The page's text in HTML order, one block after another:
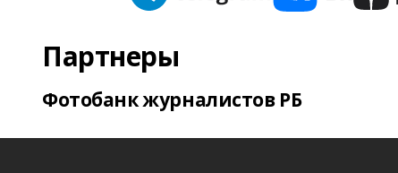
Партнеры
Фотобанк журналистов РБ